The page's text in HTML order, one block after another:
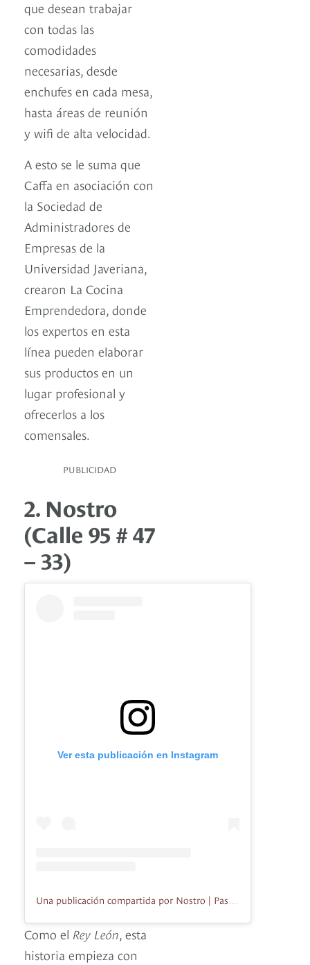
que desean trabajar
con todas las
comodidades
necesarias, desde
enchufes en cada mesa,
hasta áreas de reunión
y wifi de alta velocidad.
A esto se le suma que
Caffa en asociación con
la Sociedad de
Administradores de
Empresas de la
Universidad Javeriana,
crearon La Cocina
Emprendedora, donde
los expertos en esta
línea pueden elaborar
sus productos en un
lugar profesional y
ofrecerlos a los
comensales.
PUBLICIDAD
2. Nostro
(Calle 95 # 47
– 33)
Ver esta publicación en Instagram
Como el Rey León , esta
historia empieza con